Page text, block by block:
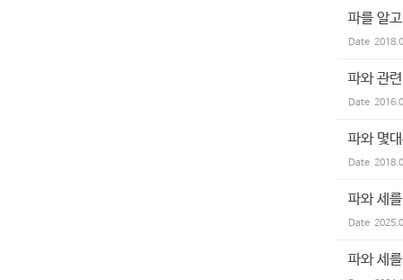
파를 알
Date
파와 관
Date
파와 몇
Date
파와 세
Date
파와 세